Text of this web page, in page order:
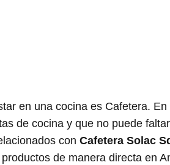
en una cocina es Cafetera.
de cocina y que no puede
con Cafetera Solac
de manera directa en